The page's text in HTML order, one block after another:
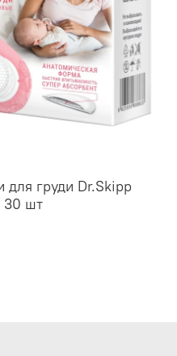
груди Dr.Skipp
30 шт